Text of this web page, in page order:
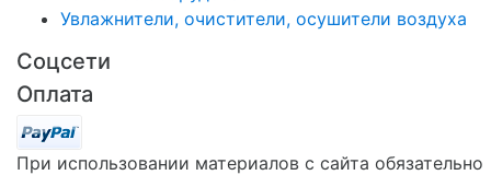
Увлажнители, очистители, осушители воздуха
Соцсети
Оплата
При использовании материалов с сайта обязательно